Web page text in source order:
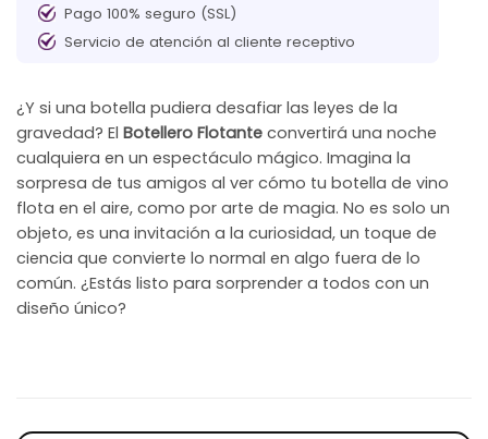
Pago 100% seguro (SSL)
Servicio de atención al cliente receptivo
¿Y si una botella pudiera desafiar las leyes de la
gravedad? El Botellero Flotante convertirá una noche
cualquiera en un espectáculo mágico. Imagina la
sorpresa de tus amigos al ver cómo tu botella de vino
flota en el aire, como por arte de magia. No es solo un
objeto, es una invitación a la curiosidad, un toque de
ciencia que convierte lo normal en algo fuera de lo
común. ¿Estás listo para sorprender a todos con un
diseño único?